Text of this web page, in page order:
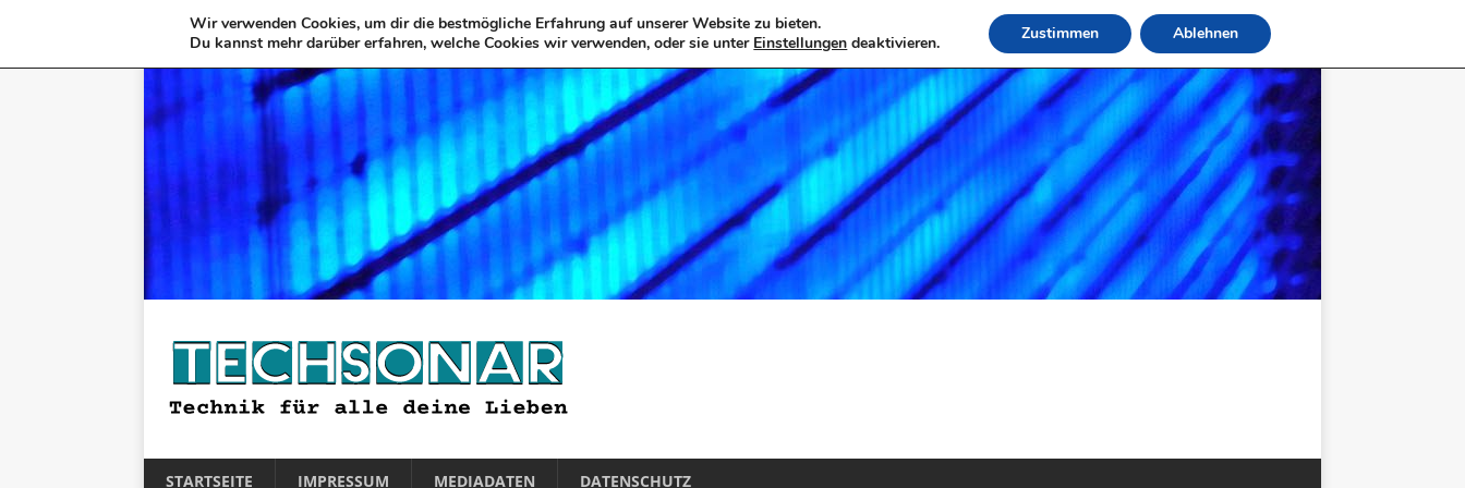
STARTSEITE IMPRESSUM MEDIADATEN DATENSCHUTZ
Wir verwenden Cookies, um dir die bestmögliche Erfahrung auf unserer Website zu bieten.
Du kannst mehr darüber erfahren, welche Cookies wir verwenden, oder sie unter Einstellungen deaktivieren. Zustimmen Ablehnen